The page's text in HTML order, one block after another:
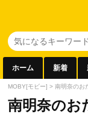
ホーム 新着
MOBY[モビー] > 南明奈のお
南明奈のお